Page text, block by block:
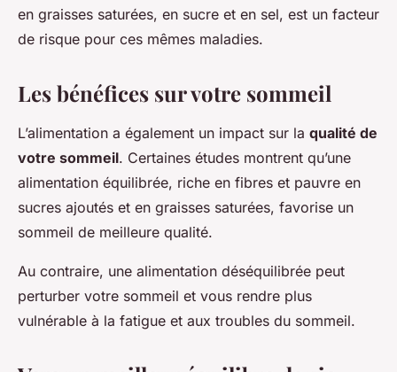
en graisses saturées, en sucre et en sel, est un facteur
de risque pour ces mêmes maladies.
Les bénéfices sur votre sommeil
L’alimentation a également un impact sur la qualité de
votre sommeil. Certaines études montrent qu’une
alimentation équilibrée, riche en fibres et pauvre en
sucres ajoutés et en graisses saturées, favorise un
sommeil de meilleure qualité.
Au contraire, une alimentation déséquilibrée peut
perturber votre sommeil et vous rendre plus
vulnérable à la fatigue et aux troubles du sommeil.